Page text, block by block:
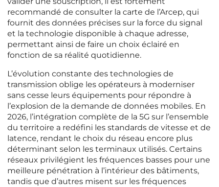
recommandé de consulter la carte de l’Arcep, qui
fournit des données précises sur la force du signal
et la technologie disponible à chaque adresse,
permettant ainsi de faire un choix éclairé en
fonction de sa réalité quotidienne.
L’évolution constante des technologies de
transmission oblige les opérateurs à moderniser
sans cesse leurs équipements pour répondre à
l’explosion de la demande de données mobiles. En
2026, l’intégration complète de la 5G sur l’ensemble
du territoire a redéfini les standards de vitesse et de
latence, rendant le choix du réseau encore plus
déterminant selon les terminaux utilisés. Certains
réseaux privilégient les fréquences basses pour une
meilleure pénétration à l’intérieur des bâtiments,
tandis que d’autres misent sur les fréquences